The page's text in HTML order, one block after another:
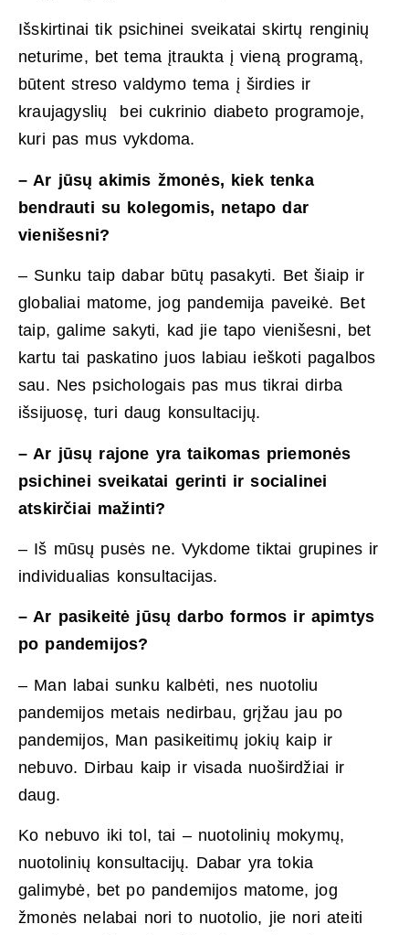
Išskirtinai tik psichinei sveikatai skirtų renginių
neturime, bet tema įtraukta į vieną programą,
būtent streso valdymo tema į širdies ir
kraujagyslių bei cukrinio diabeto programoje,
kuri pas mus vykdoma.
– Ar jūsų akimis žmonės, kiek tenka
bendrauti su kolegomis, netapo dar
vienišesni?
– Sunku taip dabar būtų pasakyti. Bet šiaip ir
globaliai matome, jog pandemija paveikė. Bet
taip, galime sakyti, kad jie tapo vienišesni, bet
kartu tai paskatino juos labiau ieškoti pagalbos
sau. Nes psichologais pas mus tikrai dirba
išsijuosę, turi daug konsultacijų.
– Ar jūsų rajone yra taikomas priemonės
psichinei sveikatai gerinti ir socialinei
atskirčiai mažinti?
– Iš mūsų pusės ne. Vykdome tiktai grupines ir
individualias konsultacijas.
– Ar pasikeitė jūsų darbo formos ir apimtys
po pandemijos?
– Man labai sunku kalbėti, nes nuotoliu
pandemijos metais nedirbau, grįžau jau po
pandemijos, Man pasikeitimų jokių kaip ir
nebuvo. Dirbau kaip ir visada nuoširdžiai ir
daug.
Ko nebuvo iki tol, tai – nuotolinių mokymų,
nuotolinių konsultacijų. Dabar yra tokia
galimybė, bet po pandemijos matome, jog
žmonės nelabai nori to nuotolio, jie nori ateiti